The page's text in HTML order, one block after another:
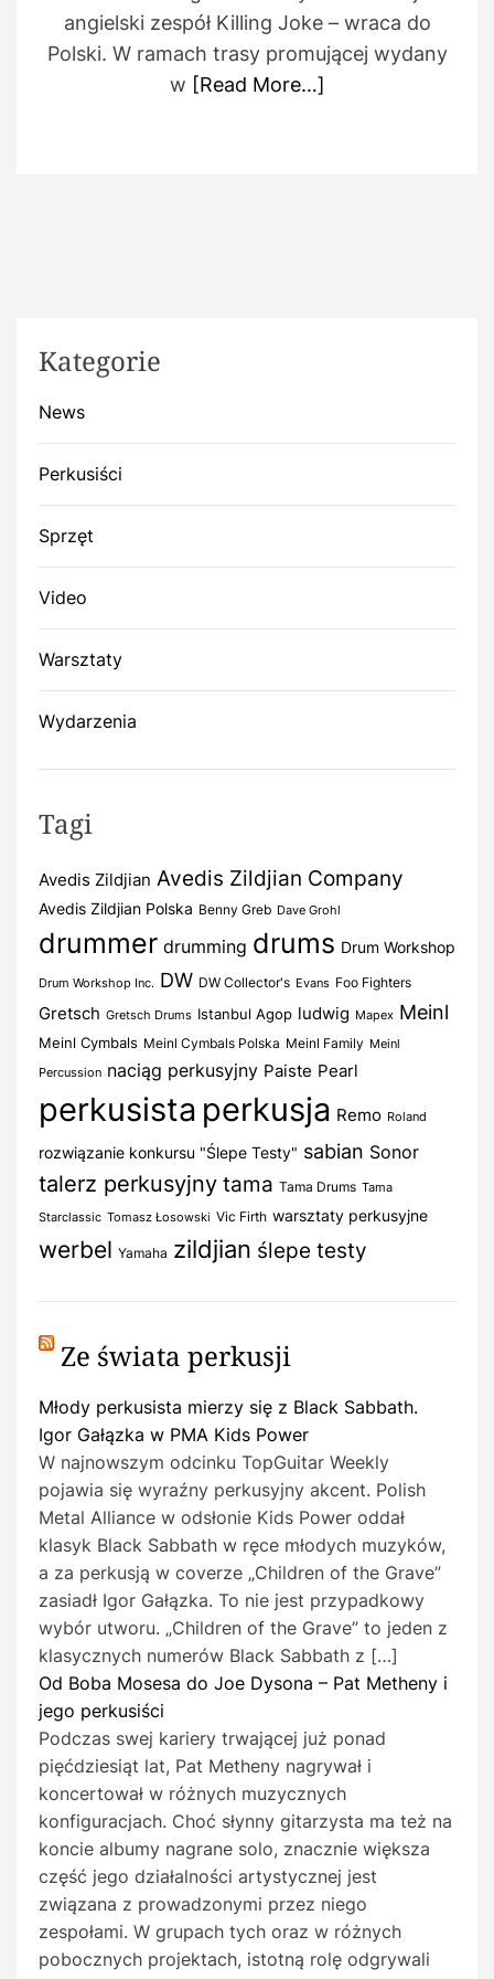
angielski zespół Killing Joke – wraca do
Polski. W ramach trasy promującej wydany
w [Read More…]
Kategorie
News
Perkusiści
Sprzęt
Video
Warsztaty
Wydarzenia
Tagi
Avedis Zildjian Avedis Zildjian Company
Avedis Zildjian Polska Benny Greb Dave Grohl
drummer drumming drums Drum Workshop
Drum Workshop Inc. DW DW Collector's Evans Foo Fighters
Gretsch Gretsch Drums Istanbul Agop ludwig Mapex Meinl
Meinl Cymbals Meinl Cymbals Polska Meinl Family Meinl
Percussion naciąg perkusyjny Paiste Pearl
perkusista perkusja Remo Roland
rozwiązanie konkursu "Ślepe Testy" sabian Sonor
talerz perkusyjny tama Tama Drums Tama
Starclassic Tomasz Łosowski Vic Firth warsztaty perkusyjne
werbel Yamaha zildjian ślepe testy
Ze świata perkusji
Młody perkusista mierzy się z Black Sabbath.
Igor Gałązka w PMA Kids Power
W najnowszym odcinku TopGuitar Weekly
pojawia się wyraźny perkusyjny akcent. Polish
Metal Alliance w odsłonie Kids Power oddał
klasyk Black Sabbath w ręce młodych muzyków,
a za perkusją w coverze „Children of the Grave”
zasiadł Igor Gałązka. To nie jest przypadkowy
wybór utworu. „Children of the Grave” to jeden z
klasycznych numerów Black Sabbath z […]
Od Boba Mosesa do Joe Dysona – Pat Metheny i
jego perkusiści
Podczas swej kariery trwającej już ponad
pięćdziesiąt lat, Pat Metheny nagrywał i
koncertował w różnych muzycznych
konfiguracjach. Choć słynny gitarzysta ma też na
koncie albumy nagrane solo, znacznie większa
część jego działalności artystycznej jest
związana z prowadzonymi przez niego
zespołami. W grupach tych oraz w różnych
pobocznych projektach, istotną rolę odgrywali